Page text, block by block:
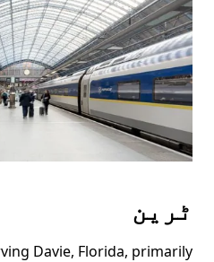
ٹرین
Davie, Florida, primarily